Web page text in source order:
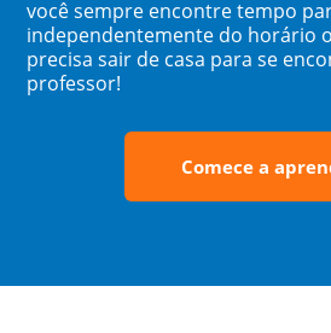
você sempre encontre tempo
independentemente do horário
precisa sair de casa para se
professor!
Comece a